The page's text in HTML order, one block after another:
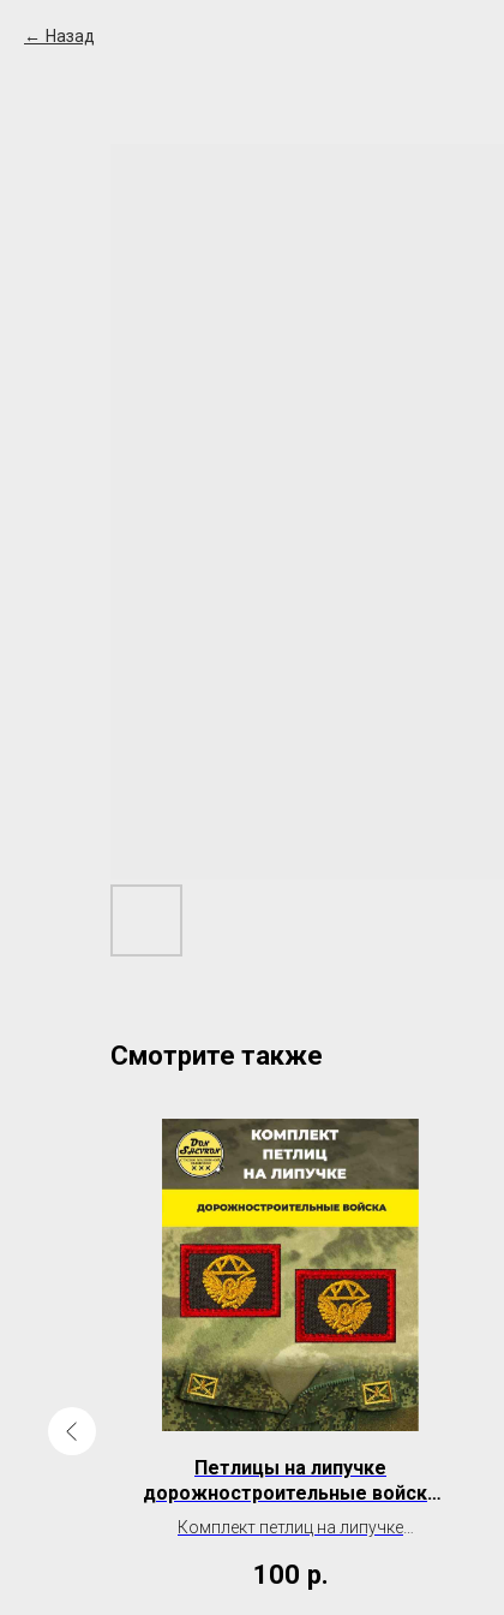
Назад
Смотрите также
Петлицы на липучке
дорожностроительные войска
РОССИИ
Комплект петлиц на липучке
РОССИИ
100 р.